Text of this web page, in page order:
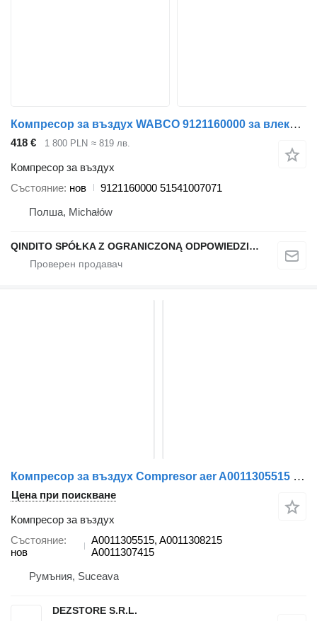
Компресор за въздух WABCO 9121160000 за влекач MAN
418 € 1 800 PLN ≈ 819 лв.
Компресор за въздух
Състояние нов
9121160000 51541007071
Полша, Michałów
QINDITO SPÓŁKA Z OGRANICZONĄ ODPOWIEDZIALNOŚCIĄ
Компресор за въздух Compresor aer A0011305515 за влекач Mercedes-Benz ACTROS MP4
Цена при поискване
Компресор за въздух
Състояние
нов
A0011305515, A0011308215
A0011307415
Румъния, Suceava
DEZSTORE S.R.L.